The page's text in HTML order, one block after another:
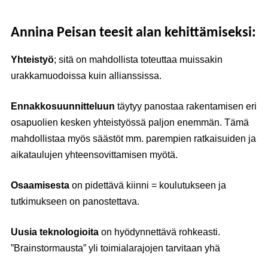
Annina Peisan teesit alan kehittämiseksi:
Yhteistyö; sitä on mahdollista toteuttaa muissakin
urakkamuodoissa kuin allianssissa.
Ennakkosuunnitteluun täytyy panostaa rakentamisen eri
osapuolien kesken yhteistyössä paljon enemmän. Tämä
mahdollistaa myös säästöt mm. parempien ratkaisuiden ja
aikataulujen yhteensovittamisen myötä.
Osaamisesta on pidettävä kiinni = koulutukseen ja
tutkimukseen on panostettava.
Uusia teknologioita on hyödynnettävä rohkeasti.
”Brainstormausta” yli toimialarajojen tarvitaan yhä